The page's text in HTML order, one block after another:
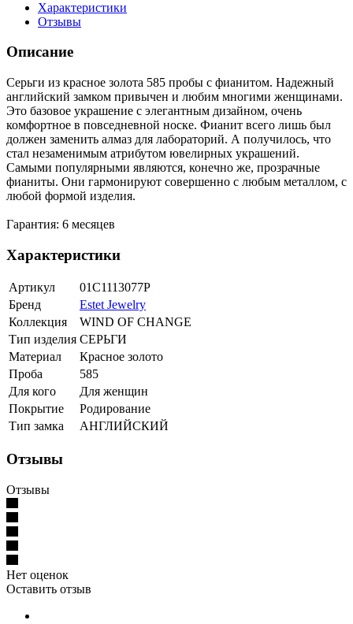
Характеристики
Отзывы
Описание
Серьги из красное золота 585 пробы с фианитом. Надежный
английский замком привычен и любим многими женщинами.
Это базовое украшение с элегантным дизайном, очень
комфортное в повседневной носке. Фианит всего лишь был
должен заменить алмаз для лабораторий. А получилось, что
стал незаменимым атрибутом ювелирных украшений.
Самыми популярными являются, конечно же, прозрачные
фианиты. Они гармонируют совершенно с любым металлом, с
любой формой изделия.
Гарантия: 6 месяцев
Характеристики
Артикул
01С1113077Р
Бренд
Estet Jewelry
Коллекция
WIND OF CHANGE
Тип изделия СЕРЬГИ
Материал
Красное золото
Проба
585
Для кого
Для женщин
Покрытие
Родирование
Тип замка
АНГЛИЙСКИЙ
Отзывы
Отзывы
Нет оценок
Оставить отзыв